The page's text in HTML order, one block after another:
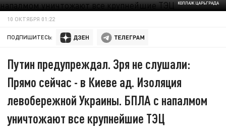
КОЛЛАЖ ЦАРЬГРАДА
10 ОКТЯБРЯ 01:22
ПОДПИШИТЕСЬ:
Путин предупреждал. Зря не слушали:
Прямо сейчас - в Киеве ад. Изоляция
левобережной Украины. БПЛА с напалмом
уничтожают все крупнейшие ТЭЦ